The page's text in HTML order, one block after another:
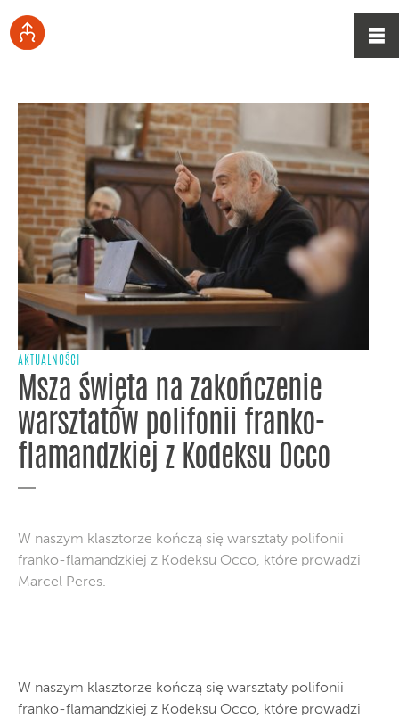
AKTUALNOŚCI
Msza święta na zakończenie
warsztatów polifonii franko-
flamandzkiej z Kodeksu Occo
W naszym klasztorze kończą się warsztaty polifonii
franko-flamandzkiej z Kodeksu Occo, które prowadzi
Marcel Peres.
W naszym klasztorze kończą się warsztaty polifonii
franko-flamandzkiej z Kodeksu Occo, które prowadzi